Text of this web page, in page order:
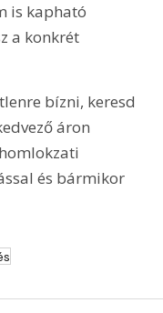
is kapható
a konkrét
bízni, keresd
áron
és bármikor